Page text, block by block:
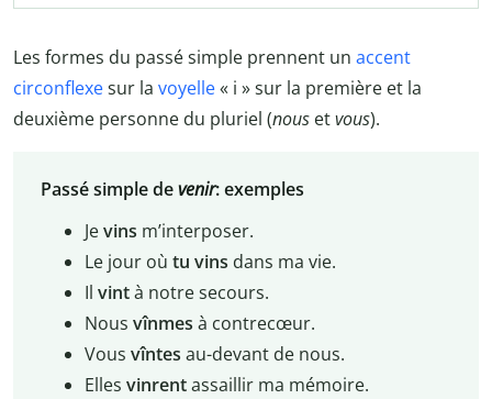
Les formes du passé simple prennent un accent
circonflexesur la voyelle« i » sur la première et la
deuxième personne du pluriel (nous etvous).
Passé simple devenir: exemples
Jevins m’interposer.
Le jour où tu vins dans ma vie.
Il vintà notre secours.
Nous vînmes à contrecœur.
Vous vîntes au-devant de nous.
Elles vinrentassaillir ma mémoire.